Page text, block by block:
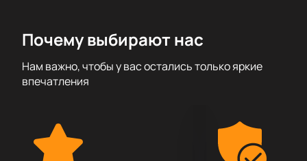
Зимнего театра и отвлечься от повседневных
приятное послевкусие, заряда позитива и
положительных эмоций.
Почему выбирают нас
Нам важно, чтобы у вас остались только яркие
впечатления